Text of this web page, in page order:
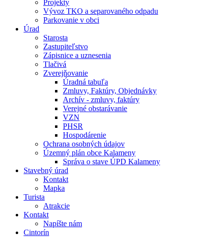
Projekty
Vývoz TKO a separovaného odpadu
Parkovanie v obci
Úrad
Starosta
Zastupiteľstvo
Zápisnice a uznesenia
Tlačivá
Zverejňovanie
Úradná tabuľa
Zmluvy, Faktúry, Objednávky
Archív - zmluvy, faktúry
Verejné obstarávanie
VZN
PHSR
Hospodárenie
Ochrana osobných údajov
Územný plán obce Kalameny
Správa o stave ÚPD Kalameny
Stavebný úrad
Kontakt
Mapka
Turista
Atrakcie
Kontakt
Napíšte nám
Cintorín